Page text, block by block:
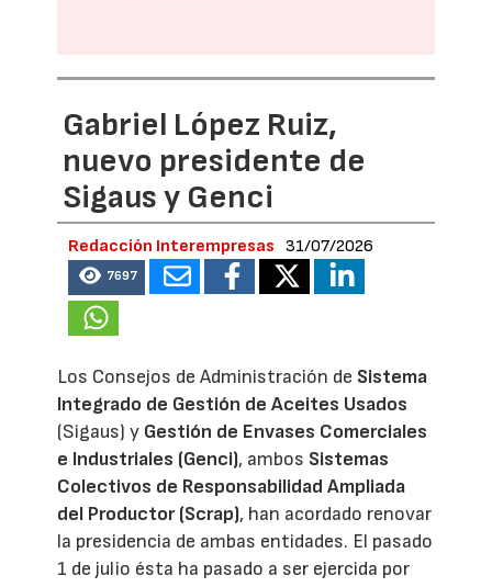
Gabriel López Ruiz,
nuevo presidente de
Sigaus y Genci
Redacción Interempresas 31/07/2026
7697
Los Consejos de Administración de Sistema
Integrado de Gestión de Aceites Usados
(Sigaus) y Gestión de Envases Comerciales
e Industriales (Genci), ambos Sistemas
Colectivos de Responsabilidad Ampliada
del Productor (Scrap), han acordado renovar
la presidencia de ambas entidades. El pasado
1 de julio ésta ha pasado a ser ejercida por